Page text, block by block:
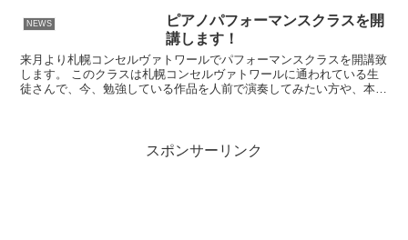
NEWS
ピアノパフォーマンスクラスを開
講します！
来月より札幌コンセルヴァトワールでパフォーマンスクラスを開講致
します。 このクラスは札幌コンセルヴァトワールに通われている生
徒さんで、今、勉強している作品を人前で演奏してみたい方や、本番
スポンサーリンク